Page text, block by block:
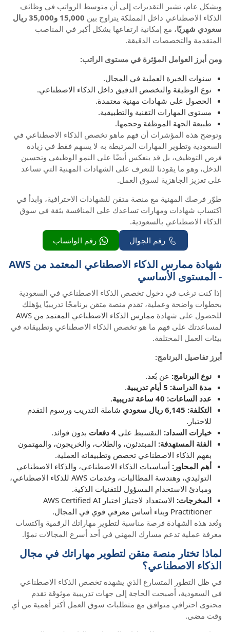
وبشكل عام، تشير التقديرات إلى أن متوسط الرواتب في وظائف
الذكاء الاصطناعي داخل المملكة يتراوح بين
15,000 و35,000 ريال
سعودي شهريًا، مع إمكانية ارتفاعها بشكل أكبر في المناصب
المتقدمة والتخصصات الدقيقة.
ومن أبرز العوامل المؤثرة في مستوى الراتب:
سنوات الخبرة العملية في المجال.
نوع الوظيفة والتخصص الدقيق داخل الذكاء الاصطناعي.
الحصول على شهادات مهنية معتمدة.
مستوى المهارات التقنية والتطبيقية.
طبيعة الجهة الموظفة وحجمها.
وتوضح هذه المؤشرات أن فهم ماهو تخصص الذكاء الاصطناعي في
السعودية وتطوير المهارات المرتبطة به لا يسهم فقط في زيادة
فرص التوظيف، بل قد ينعكس أيضًا على النمو الوظيفي وتحسين
الدخل، وهو ما يقودنا للتعرف على الشهادات المهنية التي تساعد
على تعزيز الجاهزية لسوق العمل.
طوّر فرصك المهنية مع منصة متقن للشهادات الاحترافية، وابدأ في
اكتساب شهادات ومهارات تساعدك على المنافسة بثقة في سوق
الذكاء الاصطناعي بالسعودية.
رقم الجوال
رقم الواتساب
شهادة ممارس الذكاء الاصطناعي المعتمد من AWS
- المستوى الأساسي
إذا كنت ترغب في دخول تخصص الذكاء الاصطناعي في السعودية
بخطوات واضحة وعملية، تقدم منصة متقن برنامجًا تدريبيًا يؤهلك
للحصول على شهادة ممارس الذكاء الاصطناعي المعتمد من AWS
لمساعدتك على فهم ما هو تخصص الذكاء الاصطناعي وتطبيقاته في
بيئات العمل المختلفة.
أبرز تفاصيل البرنامج:
نوع البرنامج: عن بُعد.
مدة الدراسة: 5 أيام تدريبية
.
عدد الساعات: 40 ساعة تدريبية
.
التكلفة: 6,145 ريال سعودي
شاملة التدريب ورسوم التقدم
للاختبار.
خيارات السداد: التقسيط على
بدون فوائد.
الفئة المستهدفة: المبتدئون، والطلاب، والخريجون، والمهتمون
بفهم الذكاء الاصطناعي تخصص وتطبيقاته العملية.
أهم المحاور: أساسيات الذكاء الاصطناعي، والذكاء الاصطناعي
التوليدي، وهندسة المطالبات، وخدمات AWS للذكاء الاصطناعي،
ومبادئ الاستخدام المسؤول للتقنيات الذكية.
المخرجات:
الاستعداد لاجتياز اختبار AWS Certified AI
Practitioner وبناء أساس معرفي قوي في المجال.
وتُعد هذه الشهادة فرصة مناسبة لتطوير مهاراتك الرقمية واكتساب
معرفة عملية تدعم مسارك المهني في أحد أسرع المجالات نموًا.
لماذا تختار منصة متقن لتطوير مهاراتك في مجال
الذكاء الاصطناعي؟
في ظل التطور المتسارع الذي يشهده تخصص الذكاء الاصطناعي
في السعودية، أصبحت الحاجة إلى جهات تدريبية موثوقة تقدم
محتوى احترافي متوافق مع متطلبات سوق العمل أكثر أهمية من أي
وقت مضى.